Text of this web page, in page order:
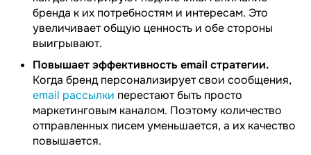
бренда к их потребностям и интересам. Это
увеличивает общую ценность и обе стороны
выигрывают.
Повышает эффективность email стратегии.
Когда бренд персонализирует свои сообщения,
email рассылки перестают быть просто
маркетинговым каналом. Поэтому количество
отправленных писем уменьшается, а их качество
повышается.